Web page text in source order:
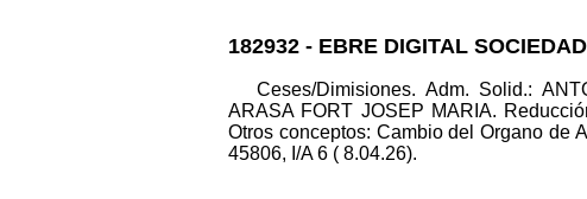
182932 - EBRE DIGITAL
Ceses/Dimisiones. Adm. Solid.:
ARASA FORT JOSEP MARIA.
Otros conceptos: Cambio del Organo de
45806, I/A 6 ( 8.04.26).